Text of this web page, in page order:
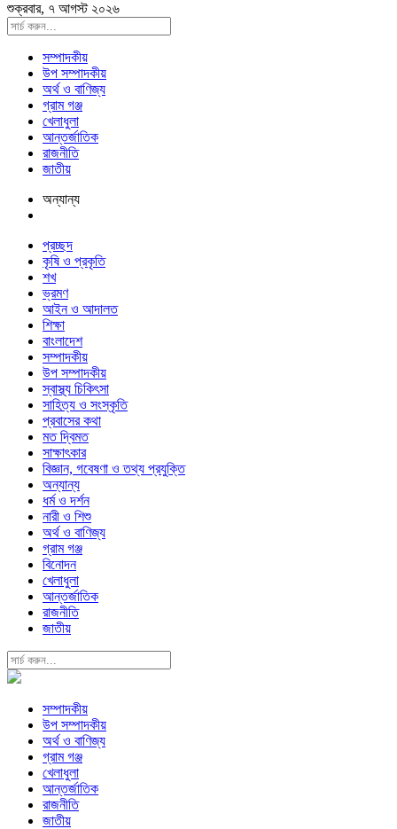
শুক্রবার, ৭ আগস্ট ২০২৬
সম্পাদকীয়
উপ সম্পাদকীয়
অর্থ ও বাণিজ্য
গ্রাম গঞ্জ
খেলাধুলা
আন্তর্জাতিক
রাজনীতি
জাতীয়
অন্যান্য
প্রচ্ছদ
কৃষি ও প্রকৃতি
শখ
ভ্রমণ
আইন ও আদালত
শিক্ষা
বাংলাদেশ
সম্পাদকীয়
উপ সম্পাদকীয়
স্বাস্থ্য চিকিৎসা
সাহিত্য ও সংস্কৃতি
প্রবাসের কথা
মত দ্বিমত
সাক্ষাৎকার
বিজ্ঞান, গবেষণা ও তথ্য প্রযুক্তি
অন্যান্য
ধর্ম ও দর্শন
নারী ও শিশু
অর্থ ও বাণিজ্য
গ্রাম গঞ্জ
বিনোদন
খেলাধুলা
আন্তর্জাতিক
রাজনীতি
জাতীয়
সম্পাদকীয়
উপ সম্পাদকীয়
অর্থ ও বাণিজ্য
গ্রাম গঞ্জ
খেলাধুলা
আন্তর্জাতিক
রাজনীতি
জাতীয়